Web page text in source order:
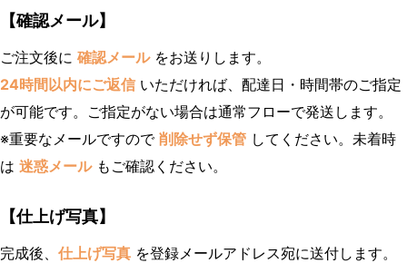
【確認メール】
ご注文後に 確認メールをお送りします。
24時間以内にご返信 いただければ、配達日・時間帯のご指定
が可能です。ご指定がない場合は通常フローで発送します。
※重要なメールですので 削除せず保管 してください。未着時
は 迷惑メールもご確認ください。
【仕上げ写真】
完成後、 仕上げ写真 を登録メールアドレス宛に送付します。